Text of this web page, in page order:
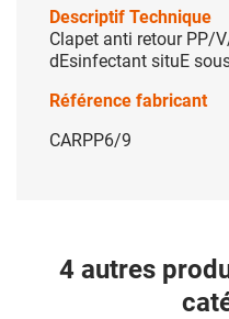
Descriptif Technique
Clapet anti retour PP/
dEsinfectant situE
Référence fabricant
CARPP6/9
4 autres